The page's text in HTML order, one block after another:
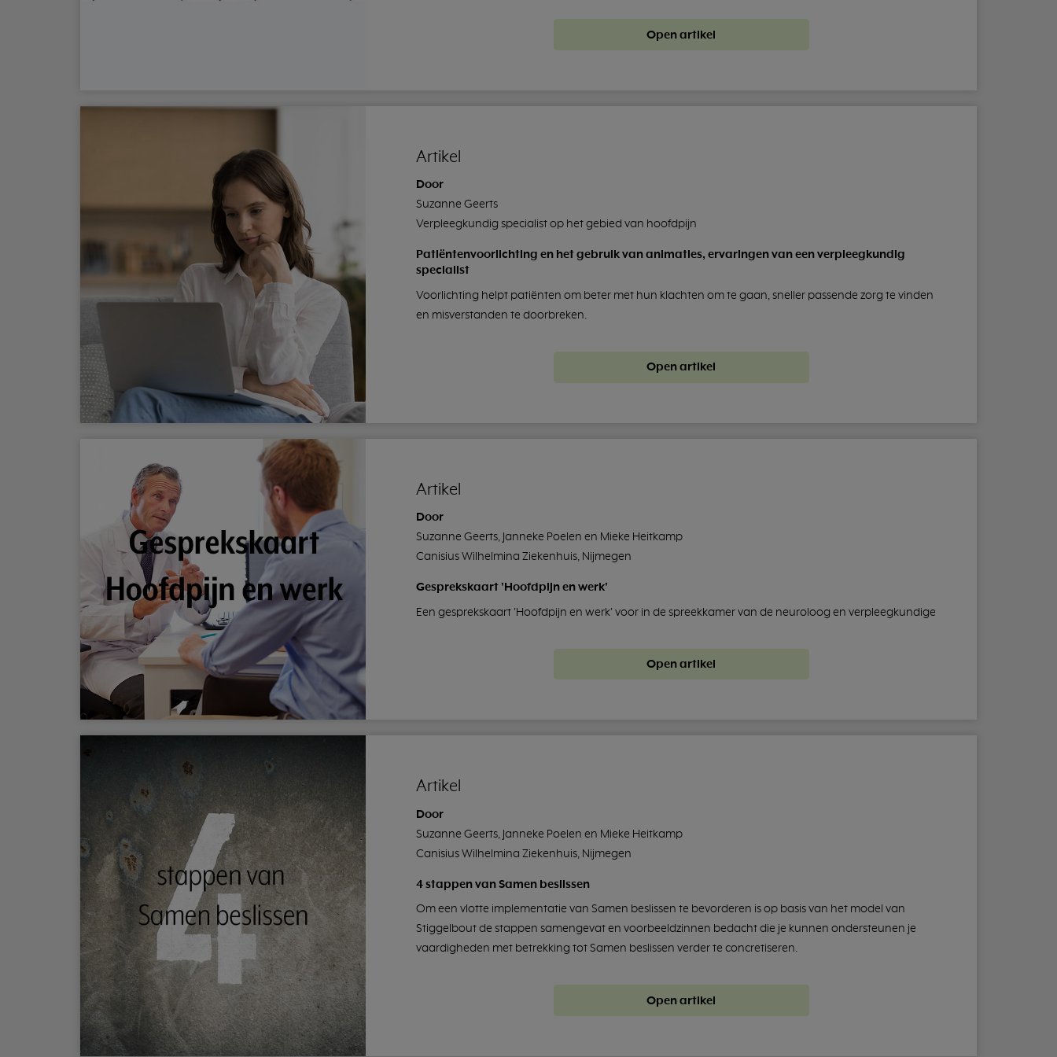
Open artikel
Artikel
Door
Suzanne Geerts
Verpleegkundig specialist op het gebied van hoofdpijn
Patiëntenvoorlichting en het gebruik van animaties, ervaringen van een verpleegkundig
specialist
Voorlichting helpt patiënten om beter met hun klachten om te gaan, sneller passende zorg te vinden
en misverstanden te doorbreken.
Open artikel
Artikel
Door
Suzanne Geerts, Janneke Poelen en Mieke Heitkamp
Canisius Wilhelmina Ziekenhuis, Nijmegen
Gesprekskaart 'Hoofdpijn en werk'
Een gesprekskaart 'Hoofdpijn en werk' voor in de spreekkamer van de neuroloog en verpleegkundige
Open artikel
Artikel
Door
Suzanne Geerts, Janneke Poelen en Mieke Heitkamp
Canisius Wilhelmina Ziekenhuis, Nijmegen
4 stappen van Samen beslissen
Om een vlotte implementatie van Samen beslissen te bevorderen is op basis van het model van
Stiggelbout de stappen samengevat en voorbeeldzinnen bedacht die je kunnen ondersteunen je
vaardigheden met betrekking tot Samen beslissen verder te concretiseren.
Open artikel